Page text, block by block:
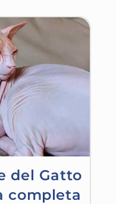
del Gatto
completa